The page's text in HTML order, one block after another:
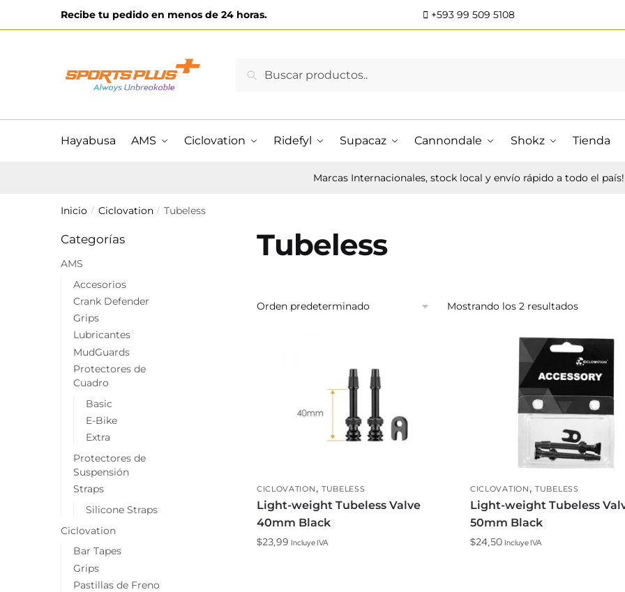
Recibe tu pedido en menos de 24 horas. +593 99 509 5108
por:
Buscar
Hayabusa AMS Ciclovation Ridefyl Supacaz Cannondale Shokz Tienda
Marcas Internacionales, stock local y envío rápido a todo el país!
Inicio / Ciclovation / Tubeless
Tubeless
Mostrando los 2 resultados
CICLOVATION , TUBELESS
Light-weight Tubeless Valve
40mm Black
$23,99 Incluye IVA
CICLOVATION ,TUBELESS
Light-weight Tubeless
50mm Black
$24,50 Incluye IVA
Categorías
AMS
Accesorios
Crank Defender
Grips
Lubricantes
MudGuards
Protectores de
Cuadro
Basic
E-Bike
Extra
Protectores de
Suspensión
Straps
Silicone Straps
Ciclovation
Bar Tapes
Grips
Pastillas de Freno